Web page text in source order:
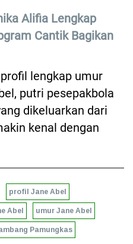
Alifia Lengkap
Cantik Bagikan
lengkap umur
putri pesepakbola
dikeluarkan dari
kenal dengan
profil Jane Abel
Abel umur Jane Abel
Pamungkas